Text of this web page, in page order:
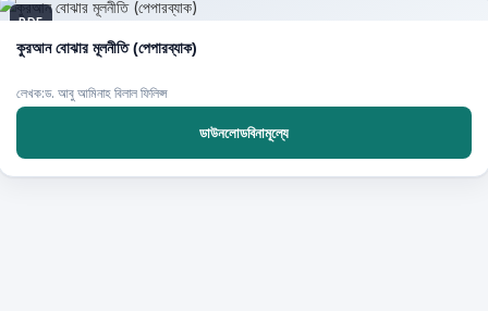
PDF
কুরআন বোঝার মূলনীতি (পেপারব্যাক)
লেখক:ড. আবু আমিনাহ বিলাল ফিলিপ্স
ডাউনলোডবিনামূল্যে